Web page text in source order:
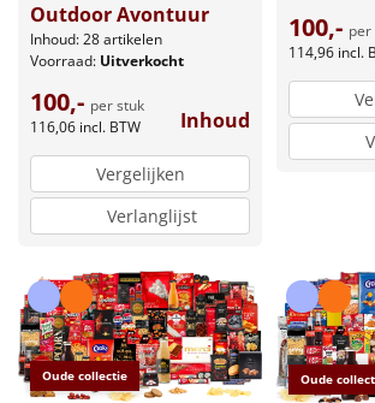
Outdoor Avontuur
Inhoud: 28 artikelen
Voorraad: Uitverkocht
100,- per stuk
116,06 incl. BTW Inhoud
Vergelijken
Verlanglijst
100,- per
114,96 incl.
Oude collectie Oude